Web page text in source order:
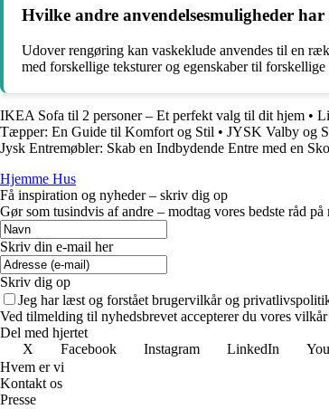
Hvilke andre anvendelsesmuligheder
Udover rengøring kan vaskeklude anvendes til en
med forskellige teksturer og egenskaber til
IKEA Sofa til 2 personer – Et perfekt valg til dit hjem •
Tæpper: En Guide til Komfort og Stil • JYSK Valby og
Jysk Entremøbler: Skab en Indbydende Entre med en
Hjemme Hus
Få inspiration og nyheder – skriv dig op
Gør som tusindvis af andre – modtag vores bedste råd på
Skriv din e-mail her
Skriv dig op
Jeg har læst og forstået brugervilkår og
Ved tilmelding til nyhedsbrevet accepterer du vores
Del med hjertet
X
Facebook Instagram LinkedIn
Hvem er vi
Kontakt os
Presse